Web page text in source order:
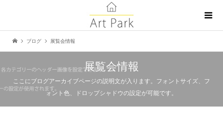
ブログ 展覧会情報
展覧会情報
ここにブログアーカイブページの説明文が入ります。フォントサイズ、フ
ォント色、ドロップシャドウの設定が可能です。